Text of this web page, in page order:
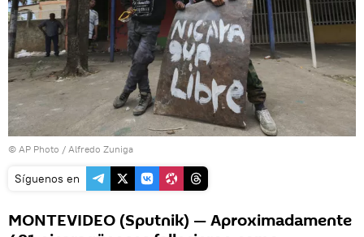
© AP Photo / Alfredo Zuniga
Síguenos en
MONTEVIDEO (Sputnik) — Aproximadamente